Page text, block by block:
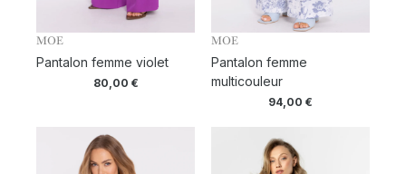
MOE
Pantalon femme violet
80,00 €
MOE
Pantalon femme
multicouleur
94,00 €